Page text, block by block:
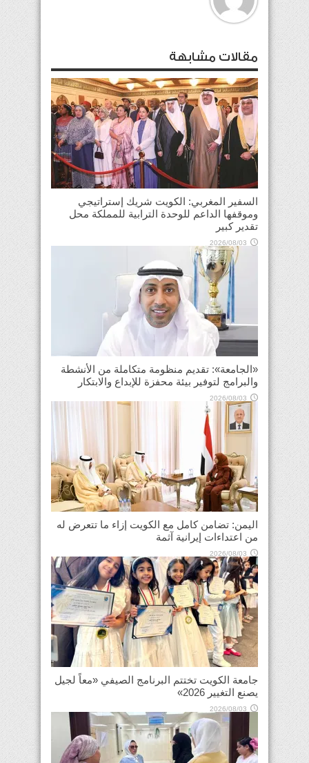
مقالات مشابهة
السفير المغربي: الكويت شريك إستراتيجي
وموقفها الداعم للوحدة الترابية للمملكة محل
تقدير كبير
2026/08/03
«الجامعة»: تقديم منظومة متكاملة من الأنشطة
والبرامج لتوفير بيئة محفزة للإبداع والابتكار
2026/08/03
اليمن: تضامن كامل مع الكويت إزاء ما تتعرض له
من اعتداءات إيرانية آثمة
2026/08/03
جامعة الكويت تختتم البرنامج الصيفي «معاً لجيل
يصنع التغيير 2026»
2026/08/03